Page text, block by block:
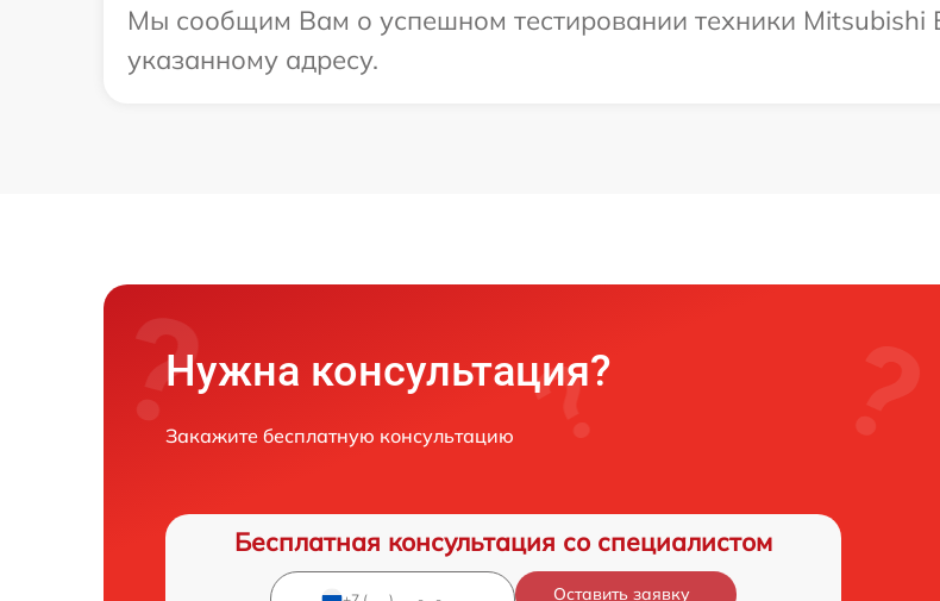
Мы сообщим Вам о успешном тестировании техники Mitsubishi
указанному адресу.
Нужна консультация?
Закажите бесплатную консультацию
Бесплатная консультация со специалистом
Оставить заявку